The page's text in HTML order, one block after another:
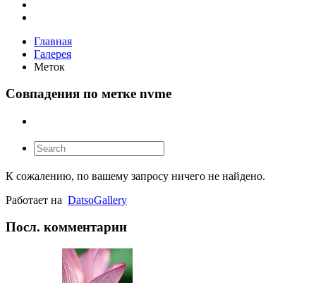
Главная
Галерея
Меток
Совпадения по метке nvme
К сожалению, по вашему запросу ничего не найдено.
Работает на DatsoGallery
Посл. комментарии